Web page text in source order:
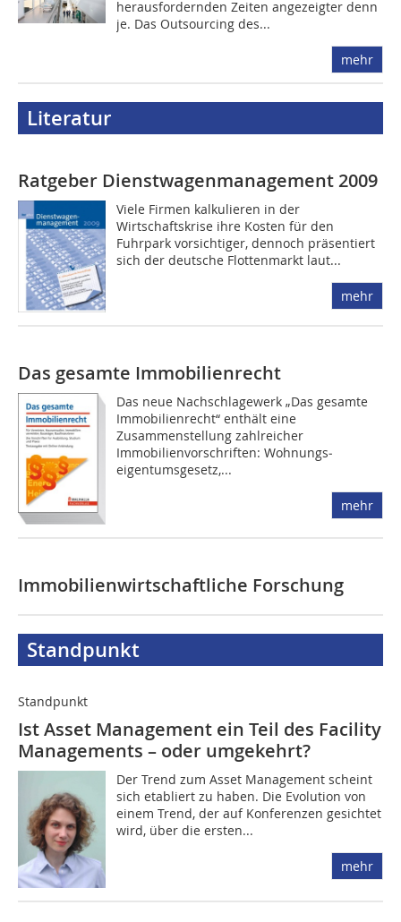
herausfordernden Zeiten angezeigter denn
je. Das Outsourcing des...
mehr
Literatur
Ratgeber Dienstwagenmanagement 2009
Viele Firmen kalkulieren in der
Wirtschaftskrise ihre Kosten für den
Fuhrpark vorsichtiger, dennoch präsentiert
sich der deutsche Flottenmarkt laut...
mehr
Das gesamte Immobilienrecht
Das neue Nachschlagewerk „Das gesamte
Immobilienrecht“ enthält eine
Zusammenstellung zahlreicher
Immobilienvorschriften: Wohnungs­
eigentumsgesetz,...
mehr
Immobilienwirtschaftliche Forschung
Standpunkt
Standpunkt
Ist Asset Management ein Teil des Facility
Managements – oder umgekehrt?
Der Trend zum Asset Management scheint
sich etabliert zu haben. Die Evolution von
einem Trend, der auf Konferenzen gesichtet
wird, über die ersten...
mehr